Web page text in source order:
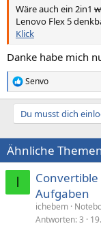
Wäre auch ein 2in1
Lenovo Flex 5
Klick
Danke habe mich
R
e
a
i
o
n
e
:
Senvo
Du musst dich
Ähnliche
I
Aufgaben
ichebem
Antworten 3